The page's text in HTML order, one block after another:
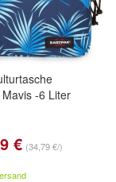
-6 Liter
€ (34,79 €/)